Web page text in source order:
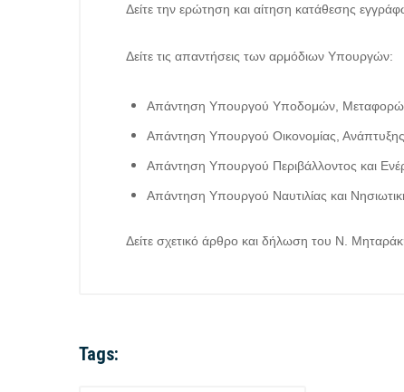
Δείτε την ερώτηση και αίτηση κατάθεσης
Δείτε τις απαντήσεις των αρμόδιων Υπουργών:
Απάντηση Υπουργού Υποδομών, Μεταφορών
Απάντηση Υπουργού Οικονομίας, Ανάπτυξης
Απάντηση Υπουργού Περιβάλλοντος και
Απάντηση Υπουργού Ναυτιλίας και
Δείτε σχετικό άρθρο και δήλωση του Ν.
Tags: